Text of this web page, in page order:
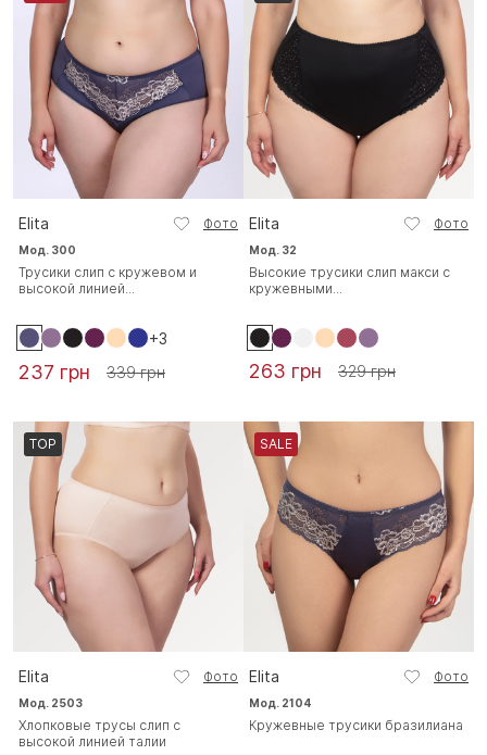
Elita Фото
Мод. 300
Трусики слип с кружевом и
высокой линией...
+3
237 грн 339 грн
Elita Фото
Мод. 32
Высокие трусики слип макси с
кружевными...
263 грн 329 грн
TOP
Elita Фото
Мод. 2503
Хлопковые трусы слип с
высокой линией талии
SALE
Elita Фото
Мод. 2104
Кружевные трусики бразилиана